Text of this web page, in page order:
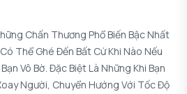
Chấn Thương Phổ Biến Bậc Nhất
Thể Ghé Đến Bất Cứ Khi Nào Nếu
Vô Bờ. Đặc Biệt Là Những Khi Bạn
Người, Chuyển Hướng Với Tốc Độ